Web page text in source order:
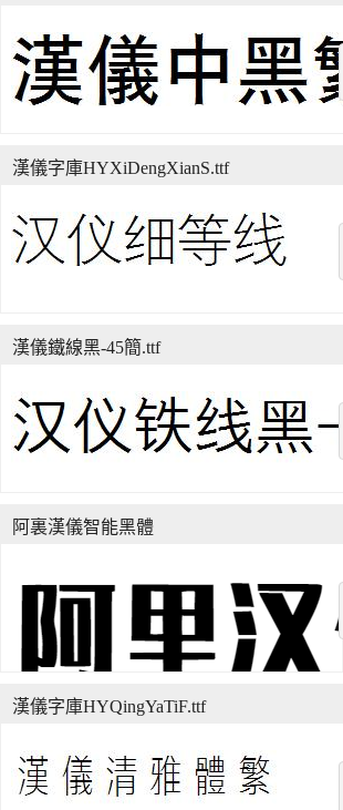
漢儀字庫HYXiDengXianS.ttf
漢儀鐵線黑-45簡.ttf
阿裏漢儀智能黑體
漢儀字庫HYQingYaTiF.ttf